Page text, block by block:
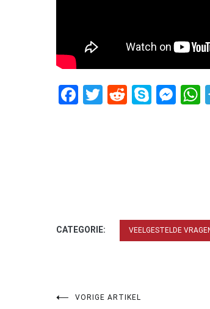
Facebook
Twitter
RedditSkype
CATEGORIE: VEELGESTELDE
Bericht
VORIGE ARTIKEL